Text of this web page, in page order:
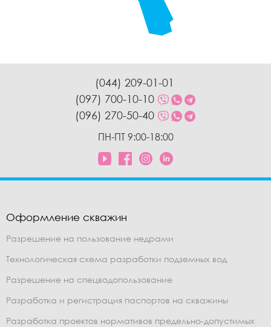
(044) 209-01-01
(097) 700-10-10
(096) 270-50-40
ПН-ПТ 9:00-18:00
Оформление скважин
Разрешение на пользование недрами
Технологическая схема разработки подземных вод
Разрешение на спецводопользование
Разработка и регистрация паспортов на скважины
Разработка проектов нормативов предельно-допустимых